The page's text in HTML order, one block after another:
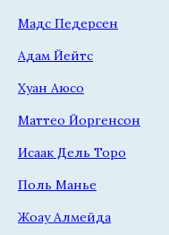
Мадс Педерсен
Адам Йейтс
Хуан Аюсо
Маттео Йоргенсон
Исаак Дель Торо
Поль Манье
Жоау Алмейда